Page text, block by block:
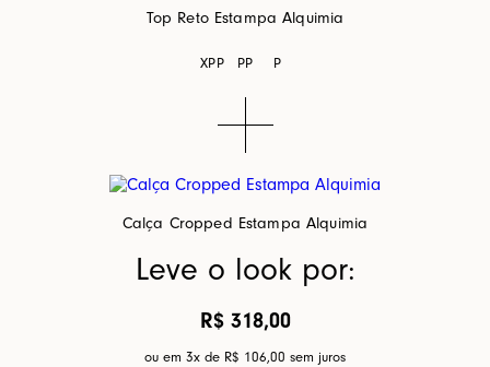
Top Reto Estampa Alquimia
XPP PP P
Calça Cropped Estampa Alquimia
Leve o look por:
R$ 318,00
ou em 3x de R$ 106,00 sem juros